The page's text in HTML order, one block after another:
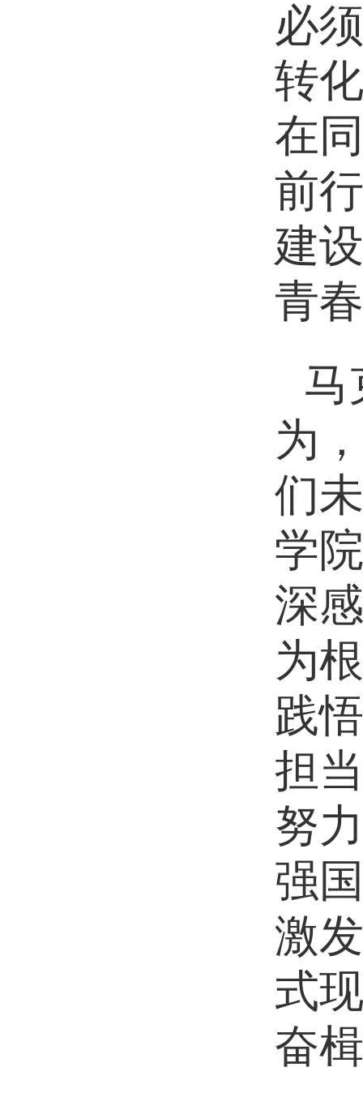
必
转
在
前
建
青
马
为
们
学
深
为
践
担
努
强
激
式
奋